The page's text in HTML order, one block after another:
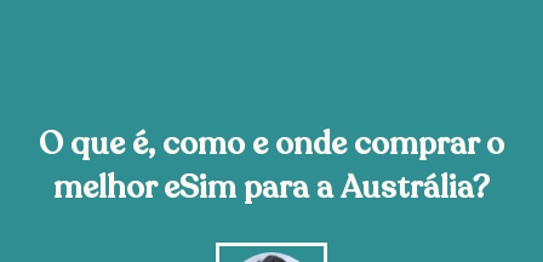
O que é, como e onde comprar o
melhor eSim para a Austrália?